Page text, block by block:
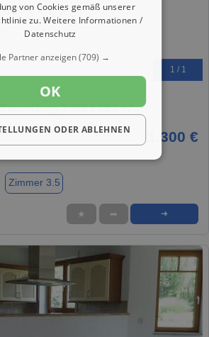
1 / 1
1.300 € 98.6 m²
1.300 €
Zimmer 3.5
★ ➦ ➜
von Cookies gemäß unserer
zu.Weitere Informationen /
Datenschutz
Partner anzeigen(709) →
OK
ODER ABLEHNEN